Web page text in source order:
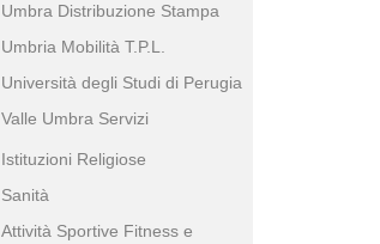
Umbra Distribuzione Stampa
Umbria Mobilità T.P.L.
Università degli Studi di Perugia
Valle Umbra Servizi
Istituzioni Religiose
Sanità
Attività Sportive Fitness e